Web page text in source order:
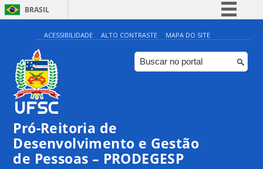
BRASIL
Simplifique!
Comunica BR
Participe
ACESSIBILIDADE ALTO CONTRASTE MAPA DO SITE
Pró-Reitoria de
Desenvolvimento e Gestão
de Pessoas – PRODEGESP